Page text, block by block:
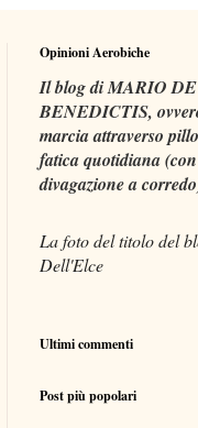
Opinioni Aerobiche
Il blog di MARIO DE
BENEDICTIS,
marcia attraverso
fatica quotidiana
divagazione a
La foto del titolo del
Dell'Elce
Ultimi commenti
Post più popolari